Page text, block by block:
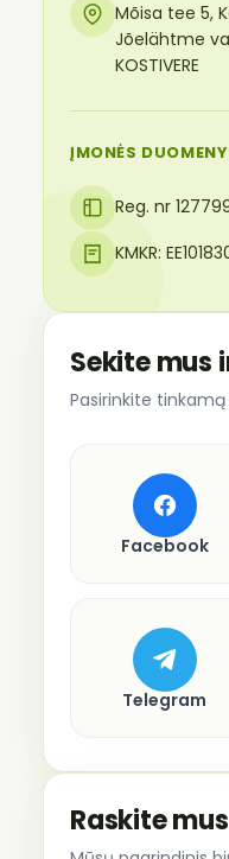
Mõisa tee 5,
Jõelähtme
KOSTIVERE
ĮMONĖS
Reg. nr
KMKR:
Sekite mus
Pasirinkite tinkamą
Facebook
Telegram
Raskite